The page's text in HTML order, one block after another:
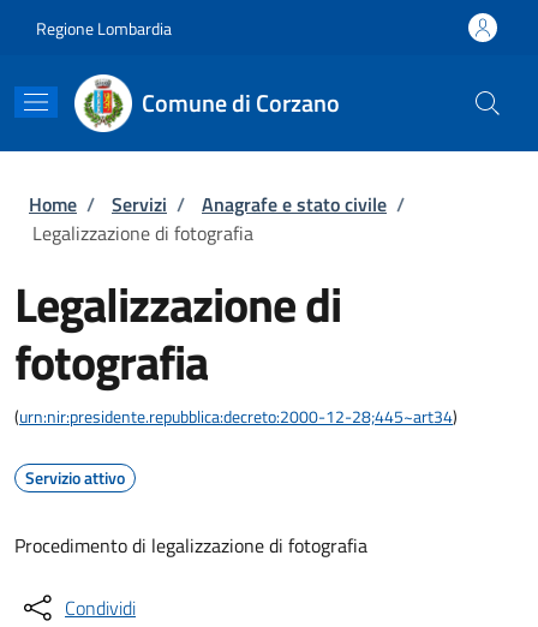
Regione Lombardia
Comune di Corzano
Briciole di pane
Home / Servizi / Anagrafe e stato civile /
Legalizzazione di fotografia
Legalizzazione di
fotografia
(urn:nir:presidente.repubblica:decreto:2000-12-28;445~art34)
Servizio attivo
Procedimento di legalizzazione di fotografia
Condividi